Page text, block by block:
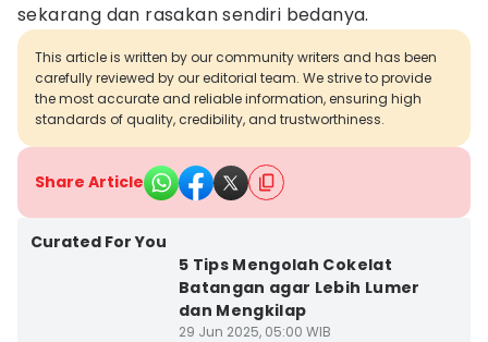
sekarang dan rasakan sendiri bedanya.
This article is written by our community writers and has been
carefully reviewed by our editorial team. We strive to provide
the most accurate and reliable information, ensuring high
standards of quality, credibility, and trustworthiness.
Share Article
Curated For You
5 Tips Mengolah Cokelat
Batangan agar Lebih Lumer
dan Mengkilap
29 Jun 2025, 05:00 WIB